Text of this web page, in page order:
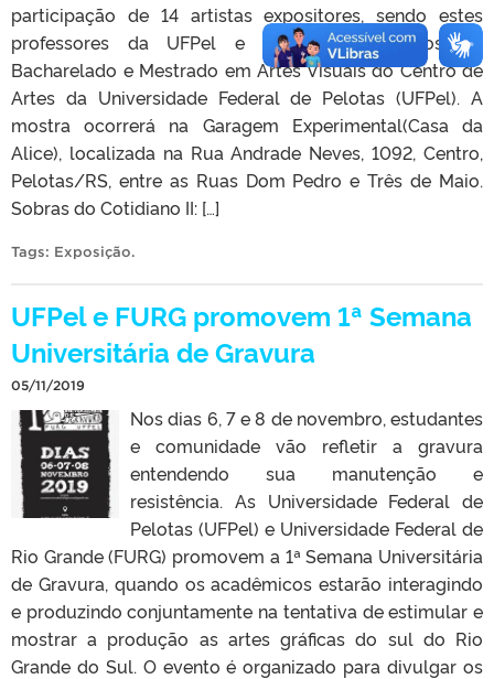
participação de 14 artistas expositores, sendo estes
professores da UFPel e alunos dos cursos de
Bacharelado e Mestrado em Artes Visuais do Centro de
Artes da Universidade Federal de Pelotas (UFPel). A
mostra ocorrerá na Garagem Experimental(Casa da
Alice), localizada na Rua Andrade Neves, 1092, Centro,
Pelotas/RS, entre as Ruas Dom Pedro e Três de Maio.
Sobras do Cotidiano II: […]
Tags: Exposição.
UFPel e FURG promovem 1ª Semana
Universitária de Gravura
05/11/2019
Nos dias 6, 7 e 8 de novembro, estudantes
e comunidade vão refletir a gravura
entendendo sua manutenção e
resistência. As Universidade Federal de
Pelotas (UFPel) e Universidade Federal de
Rio Grande (FURG) promovem a 1ª Semana Universitária
de Gravura, quando os acadêmicos estarão interagindo
e produzindo conjuntamente na tentativa de estimular e
mostrar a produção as artes gráficas do sul do Rio
Grande do Sul. O evento é organizado para divulgar os